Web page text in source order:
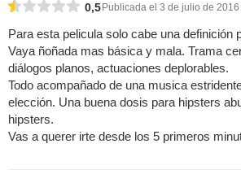
0,5 Publicada el 3 de julio de 2016
Para esta pelicula solo cabe una definición
Vaya ñoñada mas básica y mala. Trama
diálogos planos, actuaciones deplorables.
Todo acompañado de una musica
elección. Una buena dosis para hipsters
hipsters.
Vas a querer irte desde los 5 primeros